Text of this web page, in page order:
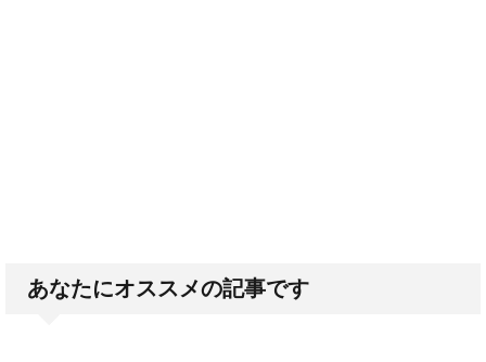
あなたにオススメの記事です